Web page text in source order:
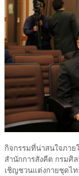
กิจกรรมที่น่าสนใจภาย
สำนักการสังคีต กรมศิ
เชิญชวนแต่งกายชุดไท